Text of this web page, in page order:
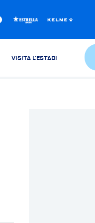
VISITA L'ESTADI